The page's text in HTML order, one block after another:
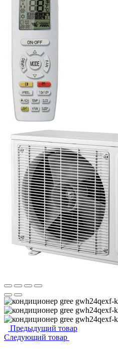
Предыдущий товар
Следующий товар